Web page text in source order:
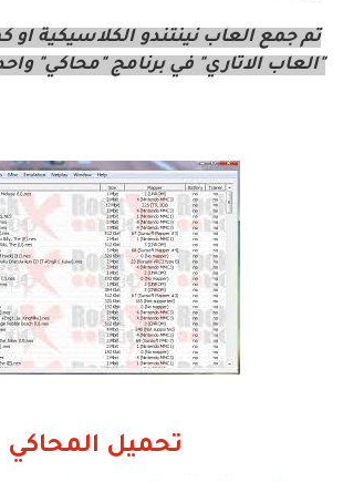
تم جمع العاب نينتندو الكلاسيكية
"العاب الاتاري" في برنامج "محاكي"
تحميل المحاكي